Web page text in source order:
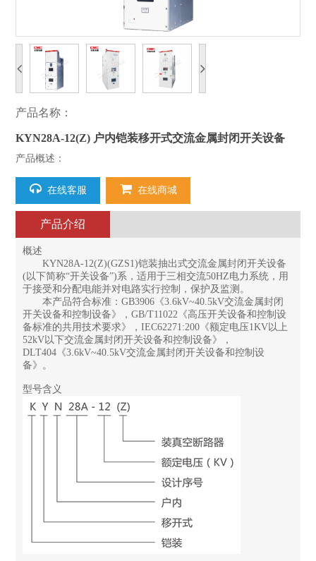
产品名称：
KYN28A-12(Z) 户内铠装移开式交流金属封闭开关设备
产品概述：
在线客服 在线商城
产品介绍
概述
KYN28A-12(Z)(GZS1)铠装抽出式交流金属封闭开关设备
(以下简称“开关设备”)系，适用于三相交流50HZ电力系统，用
于接受和分配电能并对电路实行控制，保护及监测。
本产品符合标准：GB3906《3.6kV~40.5kV交流金属封闭
开关设备和控制设备》，GB/T11022《高压开关设备和控制设
备标准的共用技术要求》，IEC62271:200《额定电压1KV以上
52kV以下交流金属封闭开关设备和控制设备》，
DLT404《3.6kV~40.5kV交流金属封闭开关设备和控制设
备》。
型号含义